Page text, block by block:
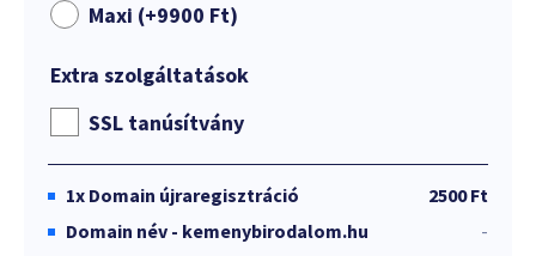
Maxi (+9900 Ft)
Extra szolgáltatások
SSL tanúsítvány
1x Domain újraregisztráció
2500 Ft
Domain név - kemenybirodalom.hu
-